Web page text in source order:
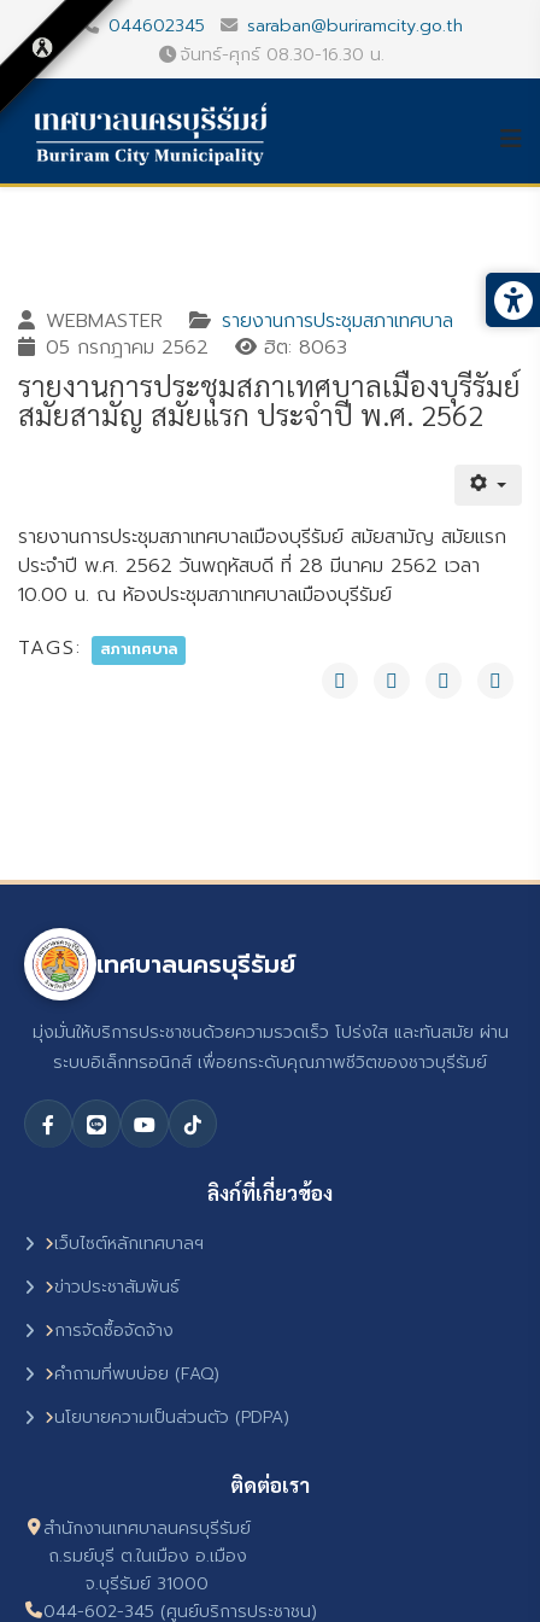
044602345
saraban@buriramcity.go.th
จันทร์-ศุกร์ 08.30-16.30 น.
WEBMASTER
รายงานการประชุมสภาเทศบาล
05 กรกฎาคม 2562
ฮิต: 8063
รายงานการประชุมสภาเทศบาลเมืองบุรีรัมย์
สมัยสามัญ สมัยแรก ประจำปี พ.ศ. 2562
รายงานการประชุมสภาเทศบาลเมืองบุรีรัมย์ สมัยสามัญ สมัยแรก
ประจำปี พ.ศ. 2562 วันพฤหัสบดี ที่ 28 มีนาคม 2562 เวลา
10.00 น. ณ ห้องประชุมสภาเทศบาลเมืองบุรีรัมย์
TAGS:
สภาเทศบาล
เทศบาลนครบุรีรัมย์
มุ่งมั่นให้บริการประชาชนด้วยความรวดเร็ว โปร่งใส และทันสมัย ผ่าน
ระบบอิเล็กทรอนิกส์ เพื่อยกระดับคุณภาพชีวิตของชาวบุรีรัมย์
ลิงก์ที่เกี่ยวข้อง
เว็บไซต์หลักเทศบาลฯ
ข่าวประชาสัมพันธ์
การจัดซื้อจัดจ้าง
คำถามที่พบบ่อย (FAQ)
นโยบายความเป็นส่วนตัว (PDPA)
ติดต่อเรา
สำนักงานเทศบาลนครบุรีรัมย์
ถ.รมย์บุรี ต.ในเมือง อ.เมือง
จ.บุรีรัมย์ 31000
044-602-345 (ศูนย์บริการประชาชน)